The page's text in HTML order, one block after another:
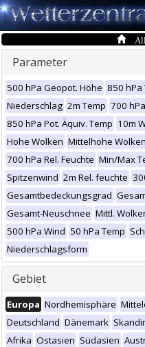
Parameter
500 hPa Geopot. Höhe 850 hPa
Niederschlag 2m Temp 700
850 hPa Pot. Äquiv. Temp 10m
Hohe Wolken Mittelhohe Wolken
700 hPa Rel. Feuchte Min/Max
Spitzenwind 2m Rel. feuchte
Gesamtbedeckungsgrad
Gesamt-Neuschnee Mittl.
500 hPa Wind 50 hPa Temp
Niederschlagsform
Gebiet
Europa Nordhemisphäre
Deutschland Dänemark
Afrika Ostasien Südasien